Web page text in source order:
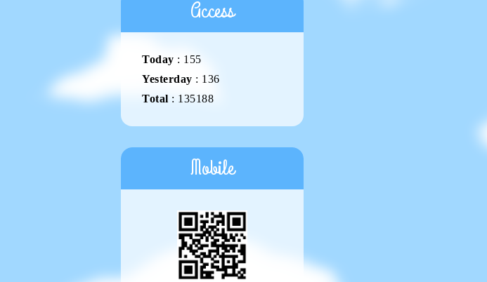
Access
Today : 155
Yesterday : 136
Total : 135188
Mobile